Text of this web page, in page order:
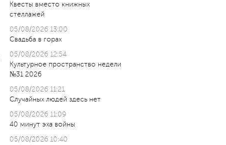
Квесты вместо книжных
стеллажей
05/08/2026 13:00
Свадьба в горах
05/08/2026 12:54
Культурное пространство недели
№31 2026
05/08/2026 11:21
Случайных людей здесь нет
05/08/2026 11:09
40 минут эха войны
05/08/2026 10:40